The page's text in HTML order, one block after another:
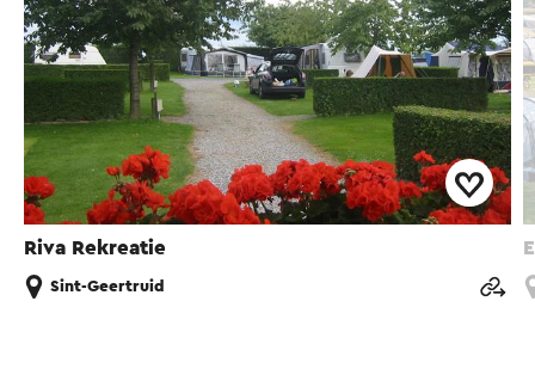
Riva Rekreatie
Sint-Geertruid